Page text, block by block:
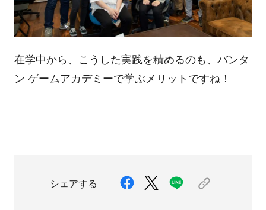
在学中から、こうした実践を積めるのも、バンタ
ン ゲームアカデミーで学ぶメリットですね！
シェアする